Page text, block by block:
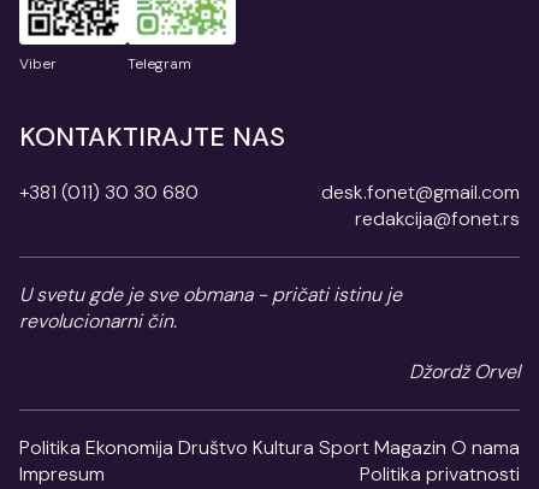
Viber Telegram
KONTAKTIRAJTE NAS
+381 (011) 30 30 680
desk.fonet@gmail.com
redakcija@fonet.rs
U svetu gde je sve obmana - pričati istinu je
revolucionarni čin.
Džordž Orvel
Politika Ekonomija Društvo Kultura SportMagazin O nama
Impresum
Politika privatnosti